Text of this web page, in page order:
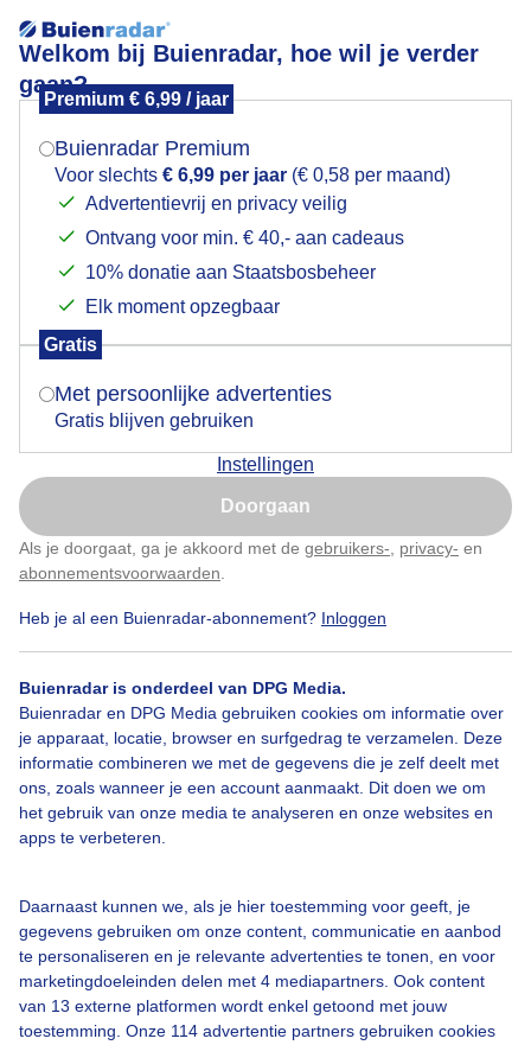
Welkom bij Buienradar, hoe wil je verder
gaan?
Premium € 6,99 / jaar
Buienradar Premium
Voor slechts € 6,99 per jaar (€ 0,58 per maand)
Advertentievrij en privacy veilig
Ontvang voor min. € 40,- aan cadeaus
10% donatie aan Staatsbosbeheer
Elk moment opzegbaar
Gratis
Met persoonlijke advertenties
Gratis blijven gebruiken
Instellingen
Doorgaan
Als je doorgaat, ga je akkoord met de gebruikers- privacy- en
abonnementsvoorwaarden
Heb je al een Buienradar-abonnement? Inloggen
Buienradar is onderdeel van DPG Media.
Buienradar en DPG Media gebruiken cookies om informatie over
je apparaat, locatie, browser en surfgedrag te verzamelen. Deze
informatie combineren we met de gegevens die je zelf deelt met
ons, zoals wanneer je een account aanmaakt. Dit doen we om
het gebruik van onze media te analyseren en onze websites en
apps te verbeteren.
Daarnaast kunnen we, als je hier toestemming voor geeft, je
gegevens gebruiken om onze content, communicatie en aanbod
te personaliseren en je relevante advertenties te tonen, en voor
marketingdoeleinden delen met 4 mediapartners. Ook content
van 13 externe platformen wordt enkel getoond met jouw
toestemming. Onze 114 advertentie partners gebruiken cookies
Smeren uv 7
Door: Janneke Middendorp Gemaakt: 12-06-2025, 63x bekeken
Smeren Uv7 Zon
Bekijk slideshow
Mogen we je locatie gebruiken voor het
Indien je hier nog geen akkoord op hebt gegeven,
verschijnt er zo een pop-up uit je browser waarin
Is goed, toon de popup
Nu niet, misschien later
Klik hierom dit aan te passen